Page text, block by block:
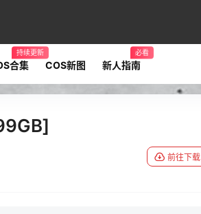
合集
持续更新
COS新图 新人指南
必看
前往下载